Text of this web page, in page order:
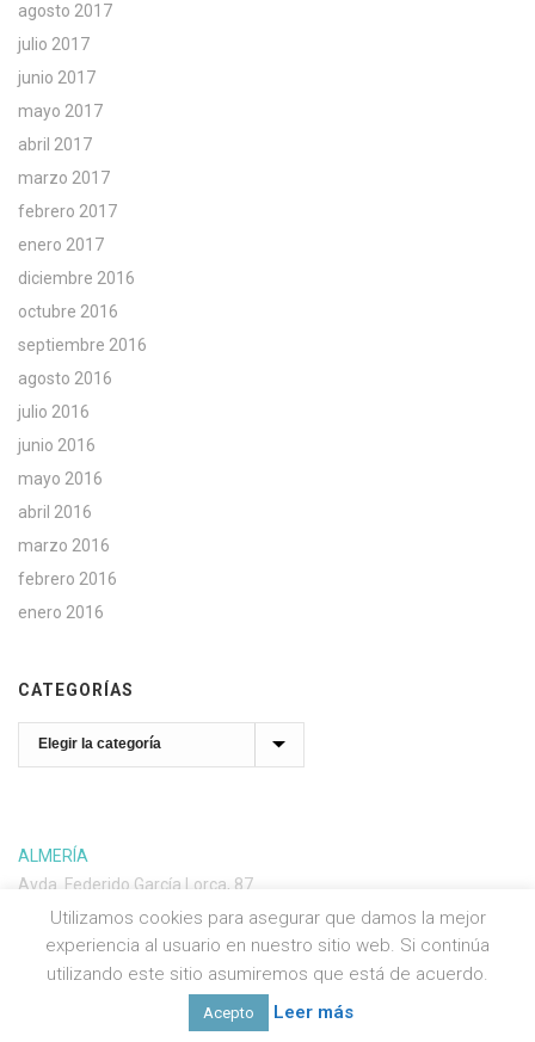
agosto 2017
julio 2017
junio 2017
mayo 2017
abril 2017
marzo 2017
febrero 2017
enero 2017
diciembre 2016
octubre 2016
septiembre 2016
agosto 2016
julio 2016
junio 2016
mayo 2016
abril 2016
marzo 2016
febrero 2016
enero 2016
CATEGORÍAS
Categorías
ALMERÍA
Avda. Federido García Lorca, 87
04004 Almería
Utilizamos cookies para asegurar que damos la mejor
experiencia al usuario en nuestro sitio web. Si continúa
utilizando este sitio asumiremos que está de acuerdo.
Acepto Leer más
Social media & sharing icons powered by